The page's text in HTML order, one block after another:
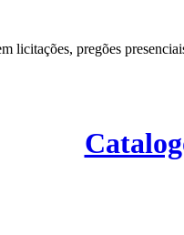
licitações, pregões